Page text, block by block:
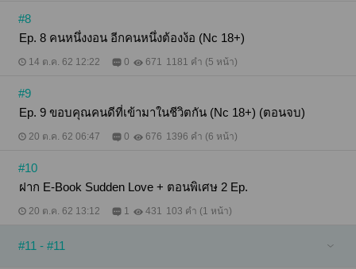
#8
Ep. 8 คนหนึ่งงอน อีกคนหนึ่งต้องง้อ (Nc 18+)
14 ต.ค. 62 12:22 0 671 1181 คำ (5 หน้า)
#9
Ep. 9 ขอบคุณคนดีที่เข้ามาในชีวิตกัน (Nc 18+) (ตอนจบ)
20 ต.ค. 62 06:47 0 676 1396 คำ (6 หน้า)
#10
ฝาก E-Book Sudden Love + ตอนพิเศษ 2 Ep.
20 ต.ค. 62 13:12 1 431 103 คำ (1 หน้า)
#11 - #11